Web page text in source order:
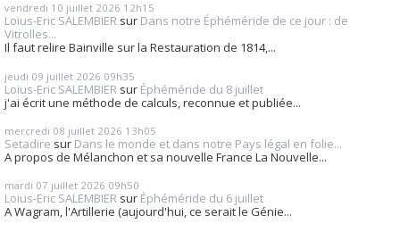
vendredi 10 juillet 2026 12h15
Loius-Eric SALEMBIER sur Dans notre Éphéméride de ce jour : de
Vitrolles...
Il faut relire Bainville sur la Restauration de 1814,...
jeudi 09 juillet 2026 09h35
Loius-Eric SALEMBIER sur Éphéméride du 8 juillet
j'ai écrit une méthode de calculs, reconnue et publiée...
mercredi 08 juillet 2026 13h05
Setadire sur Dans le monde et dans notre Pays légal en folie...
A propos de Mélanchon et sa nouvelle France La Nouvelle...
mardi 07 juillet 2026 09h50
Loius-Eric SALEMBIER sur Éphéméride du 6 juillet
A Wagram, l'Artillerie (aujourd'hui, ce serait le Génie...